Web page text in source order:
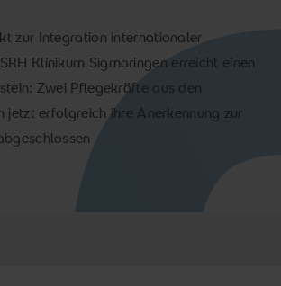
zur Integration internationaler
Klinikum Sigmaringen erreicht einen
Zwei Pflegekräfte aus den
jetzt erfolgreich ihre Anerkennung zur